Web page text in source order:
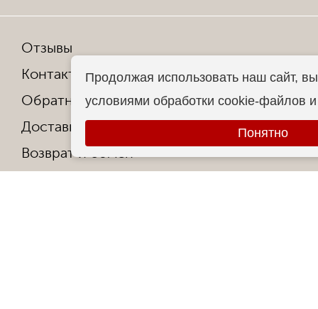
Отзывы
Контакты
Обратная связь
Доставка и оплата
Возврат и обмен
Продолжая использовать наш сайт,
условиями обработки cookie-файлов
Понятно